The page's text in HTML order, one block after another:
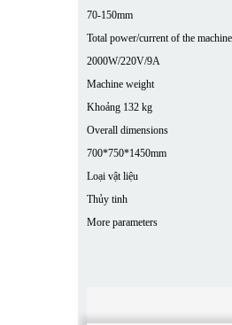
70-150mm
Total power/current of the
2000W/220V/9A
Machine weight
Khoảng 132 kg
Overall dimensions
700*750*1450mm
Loại vật liệu
Thủy tinh
More parameters